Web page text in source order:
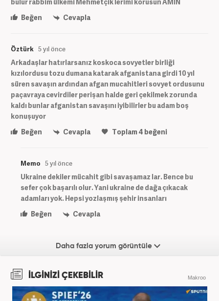
Beğen
Cevapla
Öztürk 5 yıl önce
Arkadaşlar hatırlarsanız koskoca sovyetler birliği
kızılordusu tozu dumana katarak afganistana girdi 10 yıl
süren savaşın ardından afgan mucahitleri sovyet ordusunu
paçavraya cevirdiler perişan halde geri çekilmek zorunda
kaldı bunlar afganistan savaşını iyibilirler bu adam boş
konuşuyor
Beğen
Cevapla Toplam4 beğeni
Memo 5 yıl önce
Ukraine dekiler mücahit gibi savaşamaz lar. Bence bu
sefer çok başarılı olur. Yani ukraine de dağa çıkacak
adamları yok. Hepsi yozlaşmış şehir insanları
Beğen
Cevapla
Daha fazla yorum görüntüle
İLGİNİZİ ÇEKEBİLİR Makroo